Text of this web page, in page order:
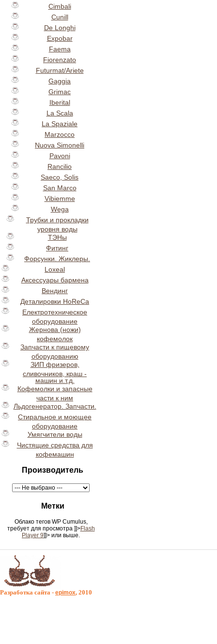
Cimbali
Cunill
De Longhi
Expobar
Faema
Fiorenzato
Futurmat/Ariete
Gaggia
Grimac
Iberital
La Scala
La Spaziale
Marzocco
Nuova Simonelli
Pavoni
Rancilio
Saeco, Solis
San Marco
Vibiemme
Wega
Трубки и прокладки
уровня воды
ТЭНы
Фитинг
Форсунки. Жиклеры.
Loxeal
Аксессуары бармена
Вендинг
Деталировки HoReCa
Електротехническое
оборудование
Жернова (ножи)
кофемолок
Запчасти к пищевому
оборудованию
ЗИП фризеров,
сливочников, краш -
машин и.т.д.
Кофемолки и запасные
части к ним
Льдогенератор. Запчасти.
Стиральное и моющее
оборудование
Умягчители воды
Чистящие средства для
кофемашин
Производитель
Метки
Облако тегов WP Cumulus,
требует для просмотра ]]>Flash
Player 9]]> или выше.
Разработка сайта - epimox, 2010